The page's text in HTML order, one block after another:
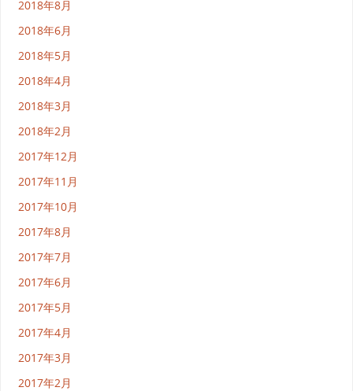
2018年8月
2018年6月
2018年5月
2018年4月
2018年3月
2018年2月
2017年12月
2017年11月
2017年10月
2017年8月
2017年7月
2017年6月
2017年5月
2017年4月
2017年3月
2017年2月